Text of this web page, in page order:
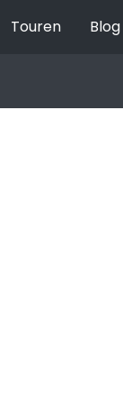
Touren Blog